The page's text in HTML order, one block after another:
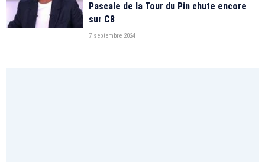
Pascale de la Tour du Pin chute encore
sur C8
7 septembre 2024